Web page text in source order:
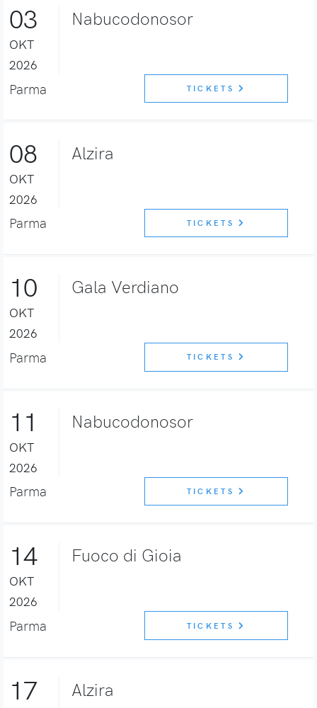
03
OKT
2026
Nabucodonosor
Parma TICKETS
08
OKT
2026
Alzira
Parma TICKETS
10
OKT
2026
Gala Verdiano
Parma TICKETS
11
OKT
2026
Nabucodonosor
Parma TICKETS
14
OKT
2026
Fuoco di Gioia
Parma TICKETS
17 Alzira